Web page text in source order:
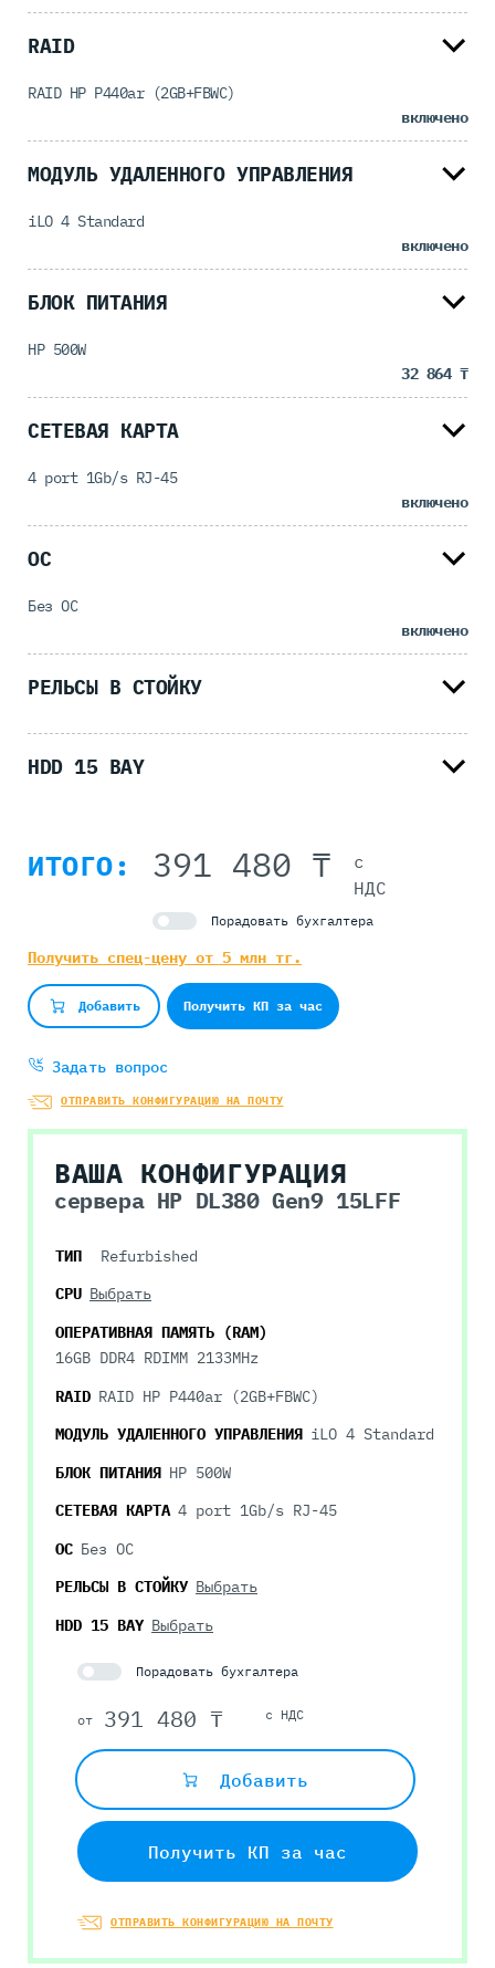
RAID
RAID HP P440ar (2GB+FBWC)
включено
МОДУЛЬ УДАЛЕННОГО УПРАВЛЕНИЯ
iLO 4 Standard
включено
БЛОК ПИТАНИЯ
HP 500W
32 864 ₸
СЕТЕВАЯ КАРТА
4 port 1Gb/s RJ-45
включено
ОС
Без ОС
включено
РЕЛЬСЫ В СТОЙКУ
HDD 15 BAY
ИТОГО: 391 480 ₸
с
НДС
Порадовать бухгалтера
Получить спец-цену от 5 млн тг.
Добавить Получить КП за час
Задать вопрос
ОТПРАВИТЬ КОНФИГУРАЦИЮ НА ПОЧТУ
ВАША КОНФИГУРАЦИЯ
сервера HP DL380 Gen9 15LFF
ТИП
Refurbished
CPU Выбрать
ОПЕРАТИВНАЯ ПАМЯТЬ (RAM)
16GB DDR4 RDIMM 2133MHz
RAID RAID HP P440ar (2GB+FBWC)
МОДУЛЬ УДАЛЕННОГО УПРАВЛЕНИЯ iLO 4 Standard
БЛОК ПИТАНИЯ HP 500W
СЕТЕВАЯ КАРТА 4 port 1Gb/s RJ-45
ОС Без ОС
РЕЛЬСЫ В СТОЙКУ Выбрать
HDD 15 BAY Выбрать
Порадовать бухгалтера
от 391 480 ₸ с НДС
Добавить
Получить КП за час
ОТПРАВИТЬ КОНФИГУРАЦИЮ НА ПОЧТУ